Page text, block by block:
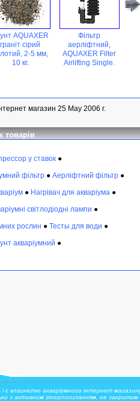
AQUAXER
граніт сірий
2-5 мм,
10 кг.
Фільтр
аерліфтний,
AQUAXER Filter
Airlifting Single.
магазин 25 May 2006 г.
у ставок ●
фільтр ● Аерліфтний фільтр ●
● Нагрівач для акваріума ●
світлодіодні лампи ●
рослин ● Тесты для води ●
акваріумний ●
власністю акваріумного інтернет
активним гіперпосиланням, не закритим